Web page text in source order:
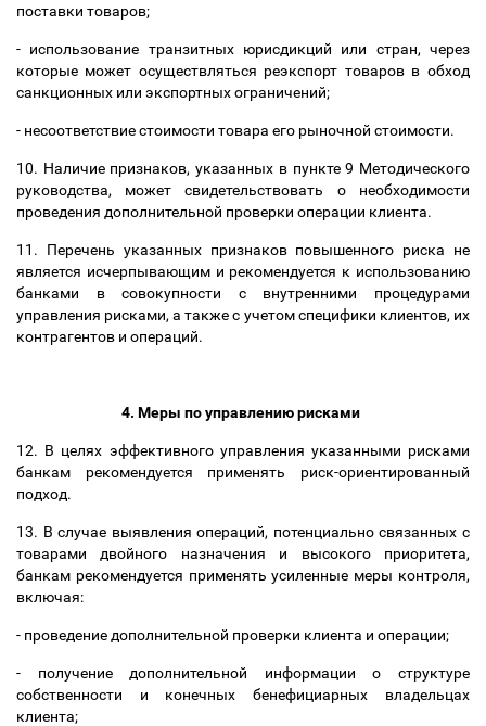
поставки товаров;
- использование транзитных юрисдикций или стран, через
которые может осуществляться реэкспорт товаров в обход
санкционных или экспортных ограничений;
- несоответствие стоимости товара его рыночной стоимости.
10. Наличие признаков, указанных в пункте 9 Методического
руководства, может свидетельствовать о необходимости
проведения дополнительной проверки операции клиента.
11. Перечень указанных признаков повышенного риска не
является исчерпывающим и рекомендуется к использованию
банками в совокупности с внутренними процедурами
управления рисками, а также с учетом специфики клиентов, их
контрагентов и операций.
4.Меры по управлению рисками
12. В целях эффективного управления указанными рисками
банкам рекомендуется применять риск-ориентированный
подход.
13. В случае выявления операций, потенциально связанных с
товарами двойного назначения и высокого приоритета,
банкам рекомендуется применять усиленные меры контроля,
включая:
- проведение дополнительной проверки клиента и операции;
- получение дополнительной информации о структуре
собственности и конечных бенефициарных владельцах
клиента;